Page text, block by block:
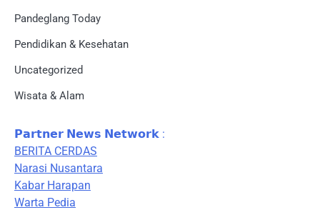
Pandeglang Today
Pendidikan & Kesehatan
Uncategorized
Wisata & Alam
𝗣𝗮𝗿𝘁𝗻𝗲𝗿 𝗡𝗲𝘄𝘀 𝗡𝗲𝘁𝘄𝗼𝗿𝗸 :
BERITA CERDAS
Narasi Nusantara
Kabar Harapan
Warta Pedia